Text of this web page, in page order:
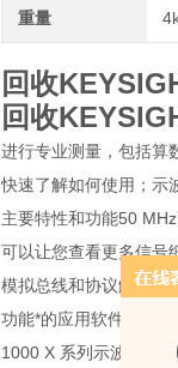
重量
回收
回收
进行专业测量，包括算
快速了解如何使用；示
主要特性和功能50
可以让您查看更多信号
模拟总线和协议触发/快
功能*的应用软件可以
1000 X 系列示波器软